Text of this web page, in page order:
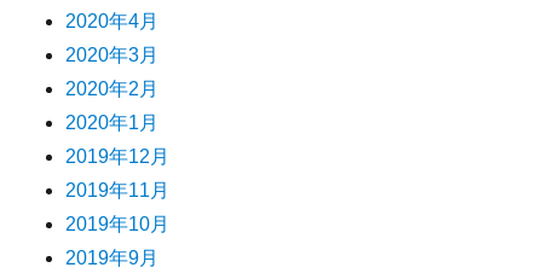
2020年4月
2020年3月
2020年2月
2020年1月
2019年12月
2019年11月
2019年10月
2019年9月